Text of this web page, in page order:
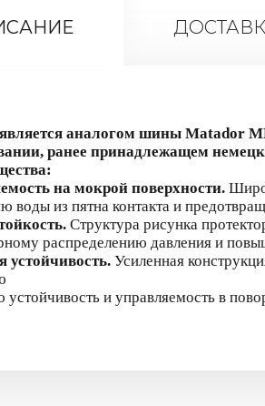
аналогом шины Matador
ранее принадлежащем
на мокрой поверхности.
воды из пятна контакта и
Структура рисунка
распределению давления и
устойчивость. Усиленная
устойчивость и управляемость в